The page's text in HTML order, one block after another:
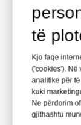
[Pishinë
Sa i trashë
vendimet
të
Kjo faqe
('cookies'). Në
analitike për
kuki
Ne përdorim
gjithashtu